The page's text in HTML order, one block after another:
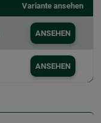
Variante ansehen
ANSEHEN
ANSEHEN